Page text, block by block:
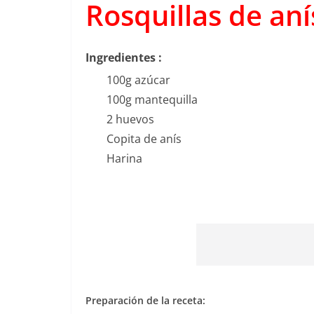
Rosquillas de
Ingredientes :
100g azúcar
100g mantequilla
2 huevos
Copita de anís
Harina
Preparación de la receta: